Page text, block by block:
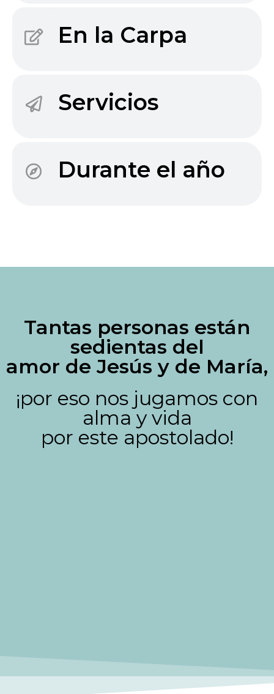
En la Carpa
Servicios
Durante el año
Tantas personas están
sedientas del
amor de Jesús y de María,
¡por eso nos jugamos con
alma y vida
por este apostolado!